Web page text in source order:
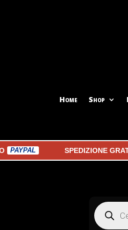
Home Shop
PAYPAL SPEDIZIONE
Products
search